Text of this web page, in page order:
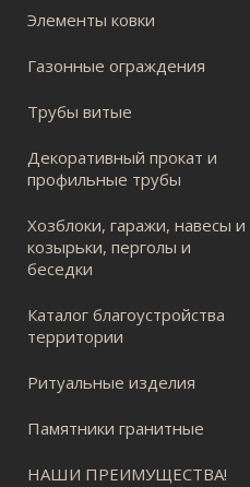
Элементы ковки
Газонные ограждения
Трубы витые
Декоративный прокат и
профильные трубы
Хозблоки, гаражи, навесы и
козырьки, перголы и
беседки
Каталог благоустройства
территории
Ритуальные изделия
Памятники гранитные
НАШИ ПРЕИМУЩЕСТВА!